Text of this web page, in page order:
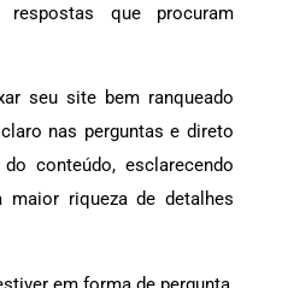
que procuram
seu site bem ranqueado
nas perguntas e direto
conteúdo, esclarecendo
riqueza de detalhes